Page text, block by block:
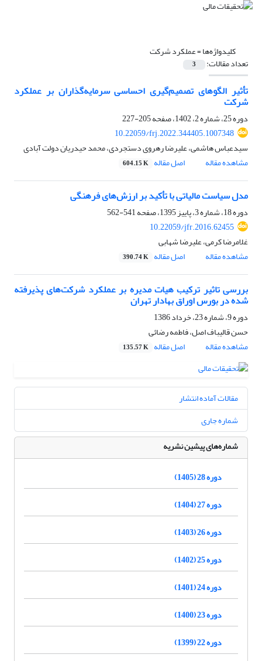
کلیدواژه‌ها =عملکرد شرکت
تعداد مقالات: 3
تأثیر الگوهای تصمیم‌گیری احساسی سرمایه‌گذاران بر عملکرد
شرکت
دوره 25، شماره 2، 1402، صفحه
205-227
10.22059/frj.2022.344405.1007348
سیدعباس هاشمی، علیرضا رهروی دستجردی، محمد حیدریان دولت آبادی
مشاهده مقاله
اصل مقاله 604.15 K
مدل سیاست مالیاتی با تأکید بر ارزش‌های فرهنگی
دوره 18، شماره 3، پاییز 1395، صفحه
541-562
10.22059/jfr.2016.62455
غلامرضا کرمی، علیرضا شهابی
مشاهده مقاله
اصل مقاله 390.74 K
بررسی تاثیر ترکیب هیات مدیره بر عملکرد شرکت‌های پذیرفته
شده در بورس اوراق بهادار تهران
دوره 9، شماره 23، خرداد 1386
حسن قالیباف اصل، فاطمه رضائی
مشاهده مقاله
اصل مقاله 135.57 K
مقالات آماده انتشار
شماره جاری
شماره‌های پیشین نشریه
دوره 28 (1405)
دوره 27 (1404)
دوره 26 (1403)
دوره 25 (1402)
دوره 24 (1401)
دوره 23 (1400)
دوره 22 (1399)